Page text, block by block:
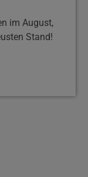
im August,
Stand!